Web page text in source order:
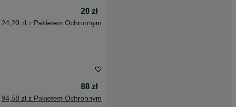
20 zł
24,20 zł z Pakietem Ochronnym
88 zł
94,58 zł z Pakietem Ochronnym